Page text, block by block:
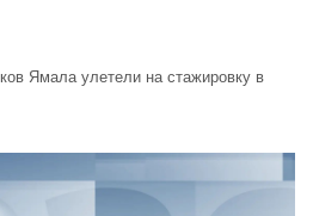
Ямала улетели на стажировку в